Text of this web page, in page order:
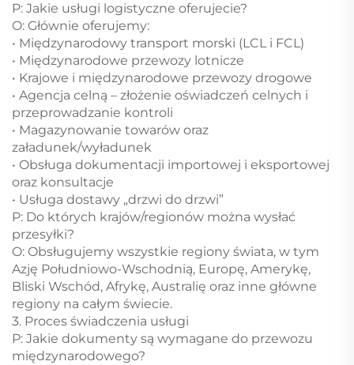
P: Jakie usługi logistyczne oferujecie?
O: Głównie oferujemy:
• Międzynarodowy transport morski (LCL i FCL)
• Międzynarodowe przewozy lotnicze
• Krajowe i międzynarodowe przewozy drogowe
• Agencja celną – złożenie oświadczeń celnych i
przeprowadzanie kontroli
• Magazynowanie towarów oraz
załadunek/wyładunek
• Obsługa dokumentacji importowej i eksportowej
oraz konsultacje
• Usługa dostawy „drzwi do drzwi”
P: Do których krajów/regionów można wysłać
przesyłki?
O: Obsługujemy wszystkie regiony świata, w tym
Azję Południowo-Wschodnią, Europę, Amerykę,
Bliski Wschód, Afrykę, Australię oraz inne główne
regiony na całym świecie.
3. Proces świadczenia usługi
P: Jakie dokumenty są wymagane do przewozu
międzynarodowego?